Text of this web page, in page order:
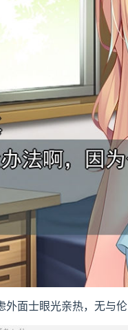
面士眼光亲热，无与伦